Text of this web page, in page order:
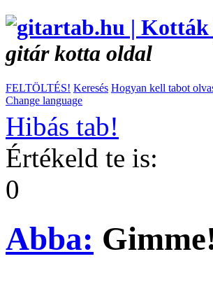
gitár kotta oldal
FELTÖLTÉS! Keresés Hogyan kell tabot
Change language
Hibás tab!
Értékeld te is:
0
Abba: